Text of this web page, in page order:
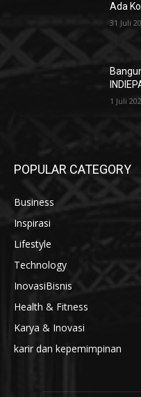
Ada
31 Juli
1 Juli
POPULAR CATEGORY
Business
Inspirasi
Lifestyle
Technology
InovasiBisnis
Health & Fitness
Karya & Inovasi
karir dan kepemimpinan